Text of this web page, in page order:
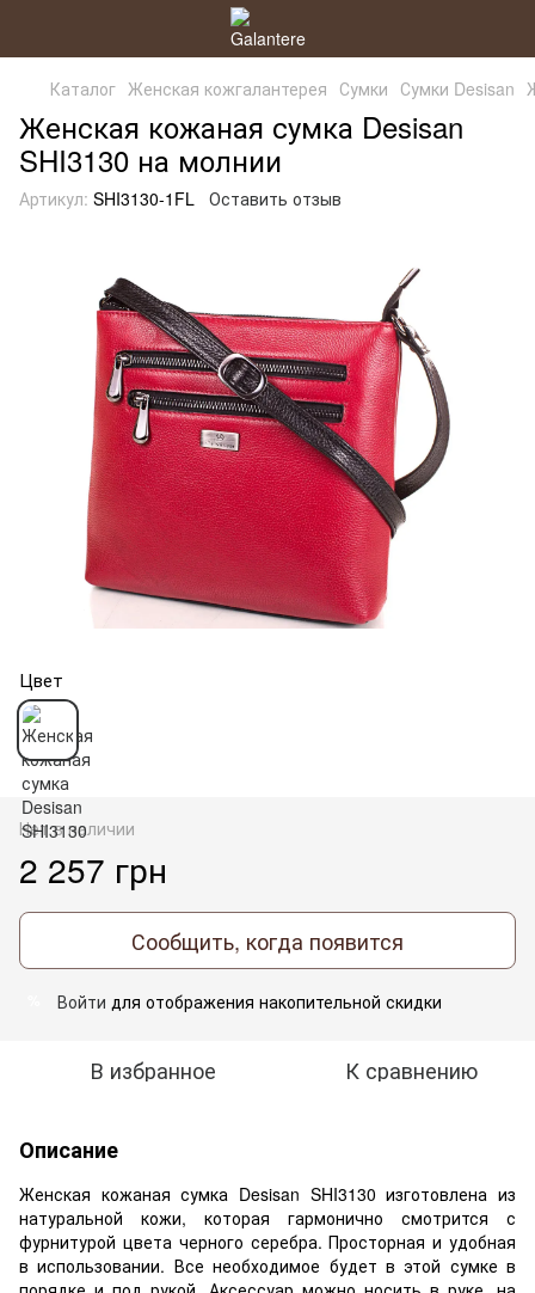
Каталог Женская кожгалантерея Сумки Сумки Desisan
Женская кожаная сумка Desisan
SHI3130 на молнии
Артикул: SHI3130-1FL Оставить отзыв
Цвет
Нет в наличии
2 257 грн
Сообщить, когда появится
Войти для отображения накопительной скидки
В избранное К сравнению
Описание
Женская кожаная сумка Desisan SHI3130 изготовлена из
натуральной кожи, которая гармонично смотрится с
фурнитурой цвета черного серебра. Просторная и удобная
в использовании. Все необходимое будет в этой сумке в